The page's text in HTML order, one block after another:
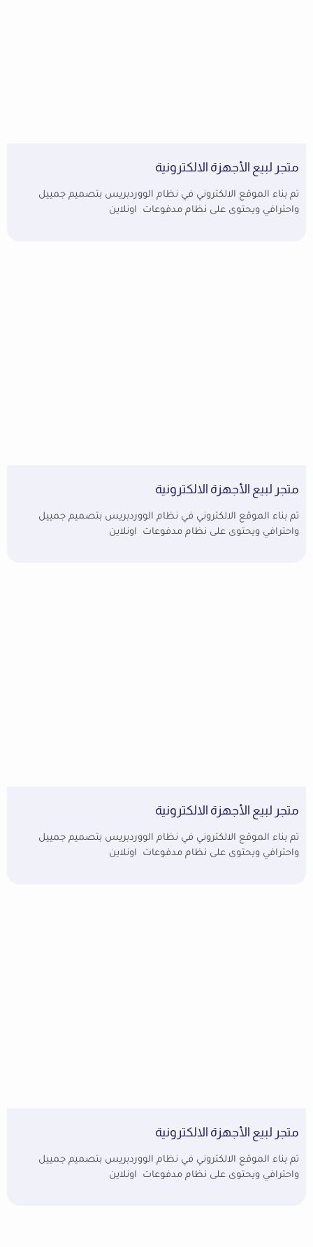
متجر لبيع الأجهزة الالكترونية
تم بناء الموقع الالكتروني في نظام الووردبريس بتصميم جمييل
واحترافي ويحتوى على نظام مدفوعات اونلاين
متجر لبيع الأجهزة الالكترونية
تم بناء الموقع الالكتروني في نظام الووردبريس بتصميم جمييل
واحترافي ويحتوى على نظام مدفوعات اونلاين
متجر لبيع الأجهزة الالكترونية
تم بناء الموقع الالكتروني في نظام الووردبريس بتصميم جمييل
واحترافي ويحتوى على نظام مدفوعات اونلاين
متجر لبيع الأجهزة الالكترونية
تم بناء الموقع الالكتروني في نظام الووردبريس بتصميم جمييل
واحترافي ويحتوى على نظام مدفوعات اونلاين